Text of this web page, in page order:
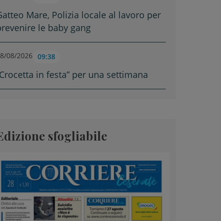
Mare, Polizia locale al lavoro per
le baby gang
08/2026 09:38
in festa” per una settimana
sfogliabile